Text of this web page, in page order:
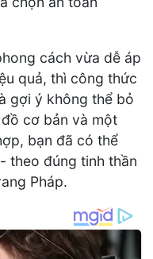
cách vừa dễ áp
quả, thì công thức
gợi ý không thể bỏ
cơ bản và một
bạn đã có thể
theo đúng tinh thần
Pháp.